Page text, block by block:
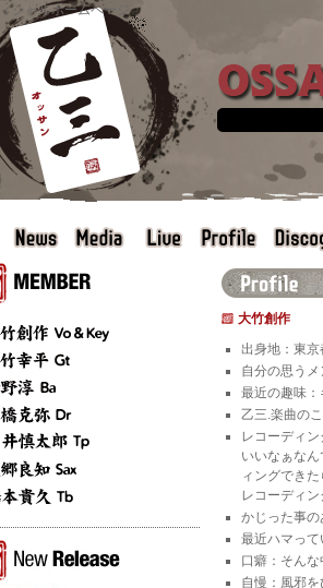
シャルホームページ
NEWS MEDIA LIVE PROFILE
ール - Profile -
作
平
弥
太郎
知
久
ス情報 -New Release-
乙三.達紹介 -
大竹創作
出身地：東
自分の思う
最近の趣味
乙三.楽曲の
レコーディ
いいなぁな
ィングでき
レコーディ
かじった事
最近ハマっ
口癖：そんな
自慢：風邪